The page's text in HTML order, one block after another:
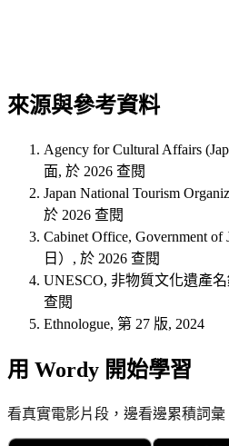
來源與參考資料
Agency for Cultural Affairs
面, 於 2026 查閱
Japan National Tourism
於 2026 查閱
Cabinet Office, Government
日）, 於 2026 查閱
UNESCO, 非物質文化遺產
查閱
Ethnologue, 第 27 版, 2024
用 Wordy 開始學習
看真實電影片段，邊看邊累積詞彙